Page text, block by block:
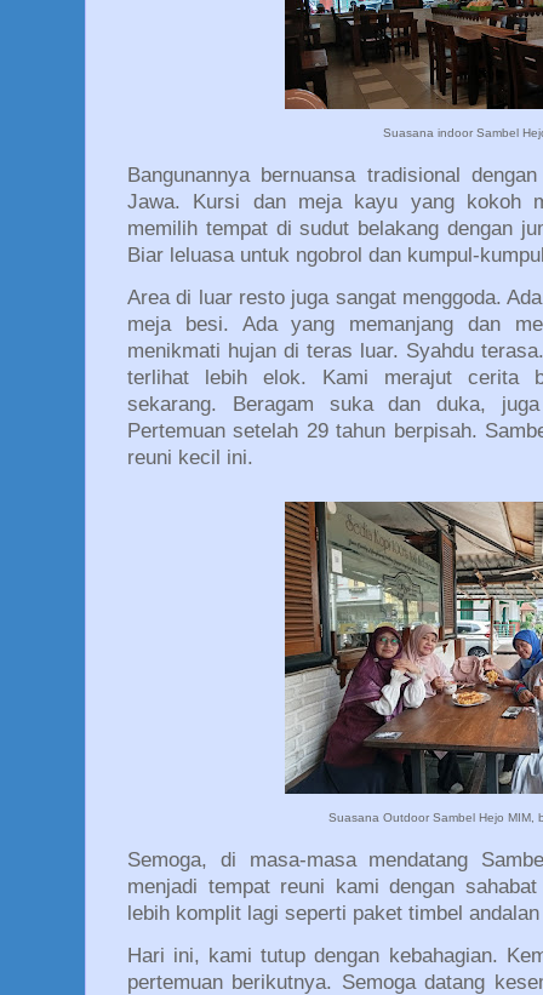
Suasana indoor Sambel
Bangunannya bernuansa tradisional
Jawa. Kursi dan meja kayu yang kokoh
memilih tempat di sudut belakang dengan
Biar leluasa untuk ngobrol dan kumpul-
Area di luar resto juga sangat menggoda.
meja besi. Ada yang memanjang dan
menikmati hujan di teras luar. Syahdu
terlihat lebih elok. Kami merajut cerita
sekarang. Beragam suka dan duka,
Pertemuan setelah 29 tahun berpisah.
reuni kecil ini.
Suasana Outdoor Sambel Hejo MIM,
Semoga, di masa-masa mendatang
menjadi tempat reuni kami dengan
lebih komplit lagi seperti paket timbel
Hari ini, kami tutup dengan kebahagian.
pertemuan berikutnya. Semoga datang